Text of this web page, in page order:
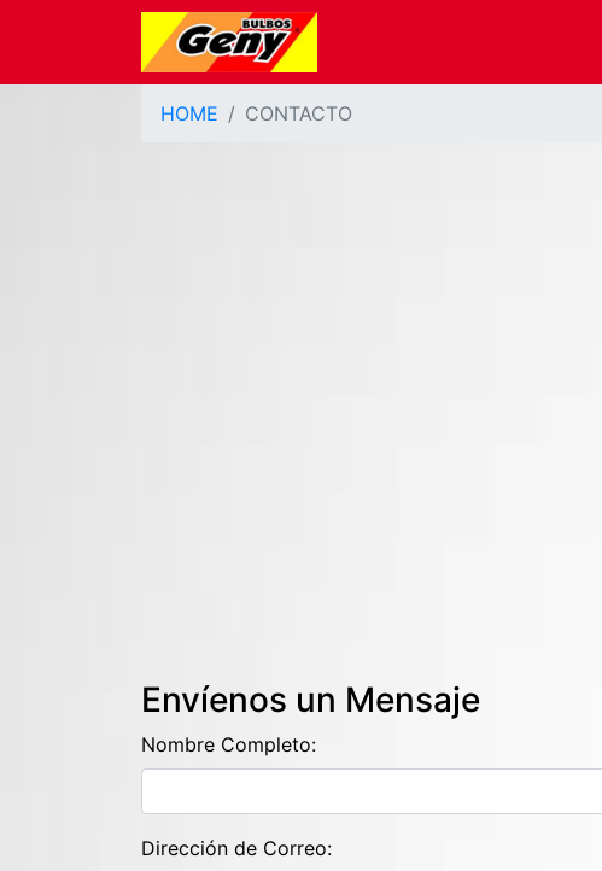
HOME CONTACTO
Envíenos un Mensaje
Nombre Completo:
Dirección de Correo: